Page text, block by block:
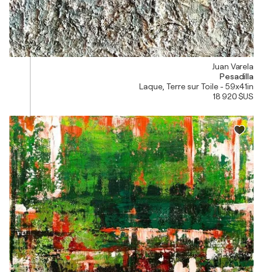
Juan Varela
Pesadilla
Laque, Terre sur Toile - 59x41in
18 920 $US